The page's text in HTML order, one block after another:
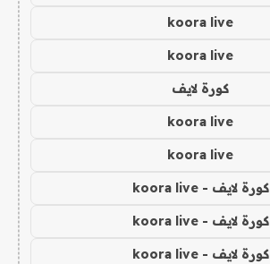
koora live
koora live
كورة لايف
koora live
koora live
كورة لايف - koora live
كورة لايف - koora live
كورة لايف - koora live